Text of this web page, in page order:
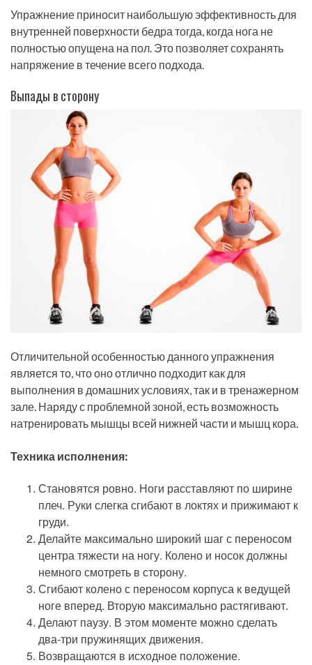
Упражнение приносит наибольшую эффективность для
внутренней поверхности бедра тогда, когда нога не
полностью опущена на пол. Это позволяет сохранять
напряжение в течение всего подхода.
Выпады в сторону
Отличительной особенностью данного упражнения
является то, что оно отлично подходит как для
выполнения в домашних условиях, так и в тренажерном
зале. Наряду с проблемной зоной, есть возможность
натренировать мышцы всей нижней части и мышц кора.
Техника исполнения:
Становятся ровно. Ноги расставляют по ширине
плеч. Руки слегка сгибают в локтях и прижимают к
груди.
Делайте максимально широкий шаг с переносом
центра тяжести на ногу. Колено и носок должны
немного смотреть в сторону.
Сгибают колено с переносом корпуса к ведущей
ноге вперед. Вторую максимально растягивают.
Делают паузу. В этом моменте можно сделать
два-три пружинящих движения.
Возвращаются в исходное положение.